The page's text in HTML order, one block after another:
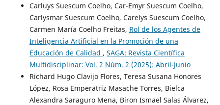
Carluys Suescum Coelho, Car-Emyr Suescum Coelho,
Carlysmar Suescum Coelho, Carelys Suescum Coelho,
Carmen María Coelho Freitas, Rol de los Agentes de
Inteligencia Artificial en la Promoción de una
Educación de Calidad , SAGA: Revista Científica
Multidisciplinar: Vol. 2 Núm. 2 (2025): Abril-Junio
Richard Hugo Clavijo Flores, Teresa Susana Honores
López, Rosa Emperatriz Masache Torres, Bielca
Alexandra Saraguro Mena, Biron Ismael Salas Álvarez,